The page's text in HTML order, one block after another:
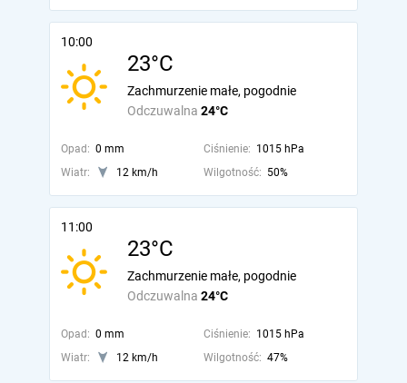
10:00
23°C
Odczuwalna 24°C
Zachmurzenie małe, pogodnie
Opad: 0 mm Ciśnienie: 1015 hPa
Wiatr:
12 km/h Wilgotność: 50%
11:00
23°C
Odczuwalna 24°C
Zachmurzenie małe, pogodnie
Opad: 0 mm Ciśnienie: 1015 hPa
Wiatr:
12 km/h Wilgotność: 47%